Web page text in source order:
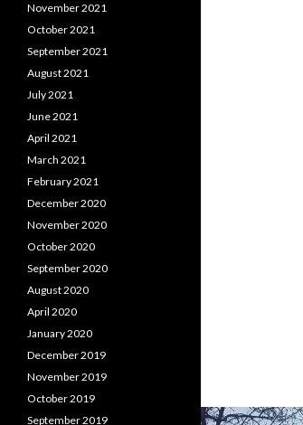
November 2021
October 2021
September 2021
August 2021
July 2021
June 2021
April 2021
March 2021
February 2021
December 2020
November 2020
October 2020
September 2020
August 2020
April 2020
January 2020
December 2019
November 2019
October 2019
September 2019